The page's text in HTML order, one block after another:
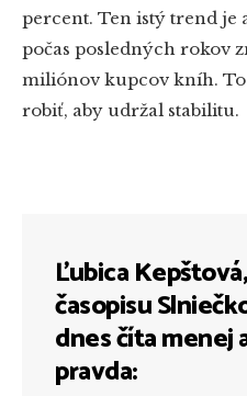
percent. Ten istý trend je
počas posledných rokov
miliónov kupcov kníh. To
robiť, aby udržal stabilitu.
Ľubica
časopisu
dnes číta menej
pravda: